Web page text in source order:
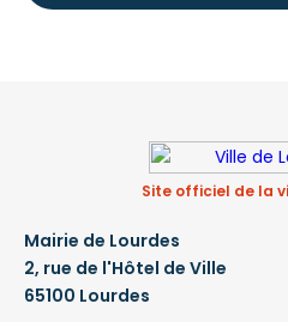
Site officiel de la
Mairie de Lourdes
2, rue de l'Hôtel de Ville
65100 Lourdes